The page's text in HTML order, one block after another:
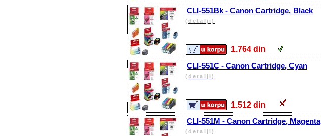
CLI-551Bk - Canon Cartridge, Black
(detalji)
1.764 din
CLI-551C - Canon Cartridge, Cyan
(detalji)
1.512 din
CLI-551M - Canon Cartridge, Magenta
(detalji)